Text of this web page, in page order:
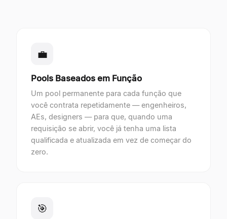
💼
Pools Baseados em Função
Um pool permanente para cada função que
você contrata repetidamente — engenheiros,
AEs, designers — para que, quando uma
requisição se abrir, você já tenha uma lista
qualificada e atualizada em vez de começar do
zero.
🎯